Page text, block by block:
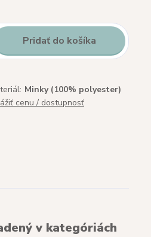
Pridať do košíka
Minky (100% polyester)
cenu / dostupnosť
v kategóriách